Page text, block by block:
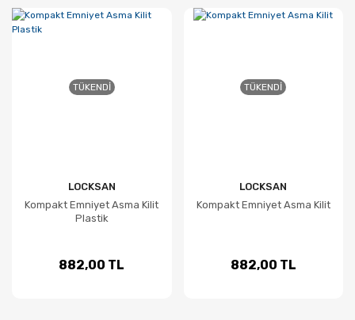
TÜKENDI
LOCKSAN
Kompakt Emniyet Asma Kilit
Plastik
882,00 TL
TÜKENDI
LOCKSAN
Kompakt Emniyet Asma Kilit
882,00 TL